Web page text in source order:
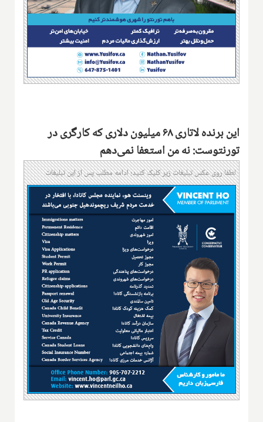
این برنده لاتاری ۶۸ میلیون دلاری که کارگری در
تورنتوست: نه من استعفا نمی‌دهم
لطفا روی عکس تبلیغات زیر کلیک کنید؛ ادامه مطلب پس از این تبلیغات